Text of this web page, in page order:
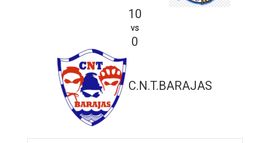
10
vs
0
C.N.T.BARAJAS